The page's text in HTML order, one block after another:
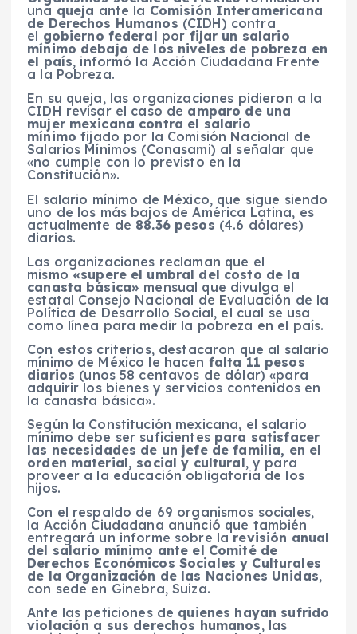
una queja ante la Comisión Interamericana
de Derechos Humanos (CIDH) contra
el gobierno federal por fijar un salario
mínimo debajo de los niveles de pobreza en
el país, informó la Acción Ciudadana Frente
a la Pobreza.
En su queja, las organizaciones pidieron a la
CIDH revisar el caso de amparo de una
mujer mexicana contra el salario
mínimo fijado por la Comisión Nacional de
Salarios Mínimos (Conasami) al señalar que
«no cumple con lo previsto en la
Constitución».
El salario mínimo de México, que sigue siendo
uno de los más bajos de América Latina, es
actualmente de 88.36 pesos (4.6 dólares)
diarios.
Las organizaciones reclaman que el
mismo«supere el umbral del costo de la
canasta básica» mensual que divulga el
estatal Consejo Nacional de Evaluación de la
Política de Desarrollo Social, el cual se usa
como línea para medir la pobreza en el país.
Con estos criterios, destacaron que al salario
mínimo de México le hacen falta 11 pesos
diarios (unos 58 centavos de dólar) «para
adquirir los bienes y servicios contenidos en
la canasta básica».
Según la Constitución mexicana, el salario
mínimo debe ser suficientes para satisfacer
las necesidades de un jefe de familia, en el
orden material, social y cultural, y para
proveer a la educación obligatoria de los
hijos.
Con el respaldo de 69 organismos sociales,
la Acción Ciudadana anunció que también
entregará un informe sobre larevisión anual
del salario mínimo ante el Comité de
Derechos Económicos Sociales y Culturales
de la Organización de las Naciones Unidas,
con sede en Ginebra, Suiza.
Ante las peticiones de quienes hayan sufrido
violación a sus derechos humanos, las